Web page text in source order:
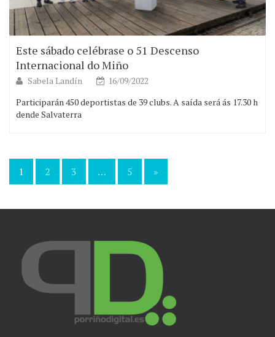
Este sábado celébrase o 51 Descenso
Internacional do Miño
Sabela Landín
16/09/2022
Participarán 450 deportistas de 39 clubs. A saída será ás 17.30 h
dende Salvaterra
Navegación
de
1 2 3 … 5 »